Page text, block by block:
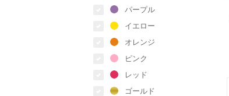
パープル
イエロー
オレンジ
ピンク
レッド
ゴールド